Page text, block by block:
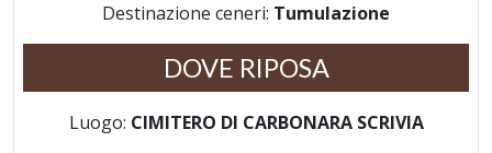
Destinazione ceneri: Tumulazione
DOVE RIPOSA
Luogo: CIMITERO DI CARBONARA SCRIVIA